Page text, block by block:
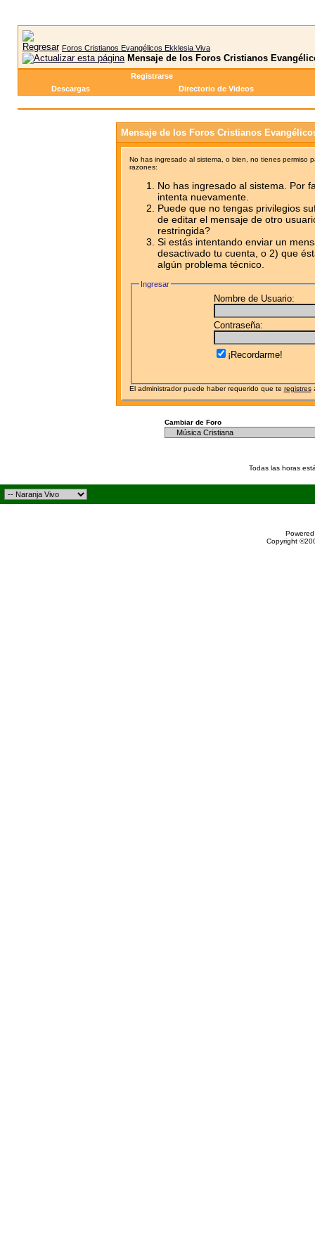
Foros Cristianos Evangélicos Ekklesia Viva
Mensaje de los Foros Cristianos
Registrarse
Descargas
Directorio de Videos
Mensaje de los Foros Cristianos
No has ingresado al sistema, o bien, no tienes permiso
razones:
No has ingresado al sistema. Por
intenta nuevamente.
Puede que no tengas privilegios
de editar el mensaje de otro
restringida?
Si estás intentando enviar un
desactivado tu cuenta, o 2) que
algún problema técnico.
Ingresar
Nombre de Usuario:
Contraseña:
¡Recordarme!
El administrador puede haber requerido que te registres
Cambiar de Foro
Todas las horas
Copyright